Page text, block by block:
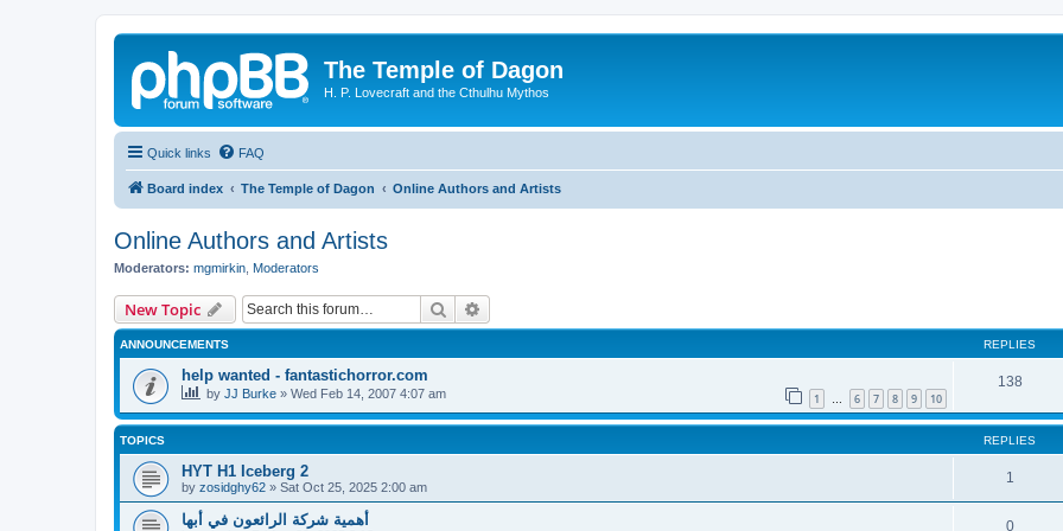
The Temple of Dagon
H. P. Lovecraft and the Cthulhu Mythos
Quick links FAQ
Board index The Temple of Dagon Online Authors and Artists
Online Authors and Artists
Moderators: mgmirkin Moderators
New Topic Search
ANNOUNCEMENTS REPLIES
help wanted - fantastichorror.com
by JJ Burke » Wed Feb 14, 2007 4:07 am 1 … 6 7 8 9 10
138
TOPICS REPLIES
HYT H1 Iceberg 2
by zosidghy62 » Sat Oct 25, 2025 2:00 am
1
أهمية شركة الرائعون في أبها 0